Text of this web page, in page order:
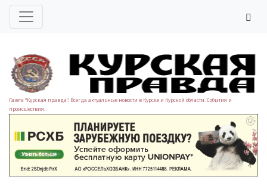
Газета "Курская правда". Всегда актуальные новости в Курске и Курской области. События и
происшествия.